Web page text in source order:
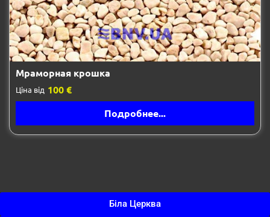
Мраморная крошка
Ціна від 100 €
Подробнее...
Біла Церква